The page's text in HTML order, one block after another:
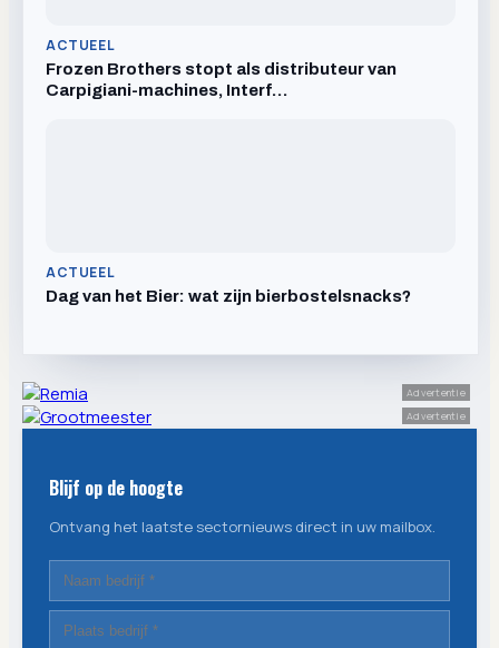
ACTUEEL
Frozen Brothers stopt als distributeur van
Carpigiani-machines, Interf…
ACTUEEL
Dag van het Bier: wat zijn bierbostelsnacks?
Advertentie
Advertentie
Blijf op de hoogte
Ontvang het laatste sectornieuws direct in uw mailbox.